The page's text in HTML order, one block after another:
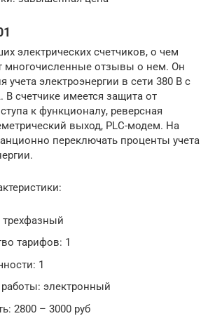
электрических счетчиков, о чем
многочисленные отзывы о нем. Он
учета электроэнергии в сети 380 В с
В счетчике имеется защита от
к функционалу, реверсная
выход, PLC-модем. На
переключать проценты учета
трехфазный
тарифов: 1
1
электронный
2800 – 3000 руб